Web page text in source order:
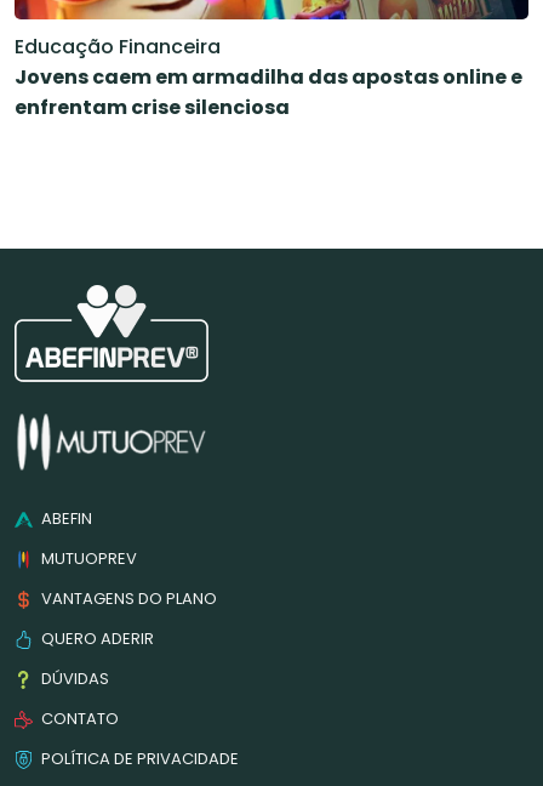
Educação Financeira
Jovens caem em armadilha das apostas online e
enfrentam crise silenciosa
ABEFIN
MUTUOPREV
VANTAGENS DO PLANO
QUERO ADERIR
DÚVIDAS
CONTATO
POLÍTICA DE PRIVACIDADE